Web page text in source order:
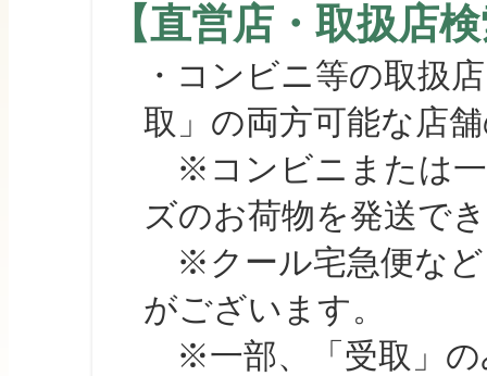
【直営店・取扱店
・コンビニ等の取扱
取」の両方可能な店
※コンビニまたは一
ズのお荷物を発送で
※クール宅急便など
がございます。
※一部、「受取」の